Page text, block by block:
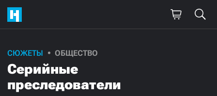
СЮЖЕТЫ ОБЩЕСТВО
Серийные
преследователи
Поддержите
нашу работу!
Ежемесячно